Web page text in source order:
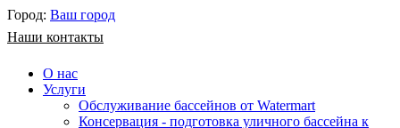
Город: Ваш город
Наши контакты
О нас
Услуги
Обслуживание бассейнов от Watermart
Консервация - подготовка уличного бассейна к